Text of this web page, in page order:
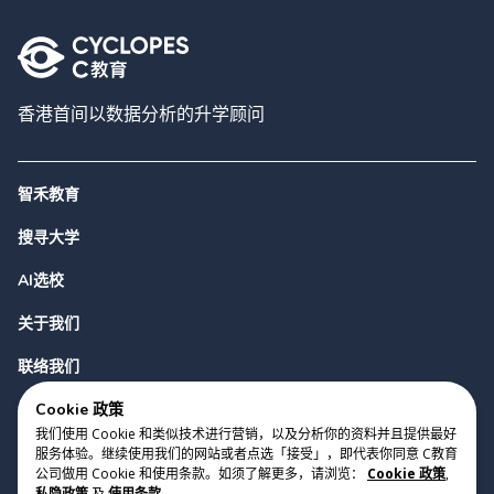
香港首间以数据分析的升学顾问
智禾教育
搜寻大学
AI选校
关于我们
联络我们
Cookie 政策
我们使用 Cookie 和类似技术进行营销，以及分析你的资料并且提供最好
服务体验。继续使用我们的网站或者点选「接受」，即代表你同意 C教育
公司做用 Cookie 和使用条款。如须了解更多，请浏览：
Cookie 政策,